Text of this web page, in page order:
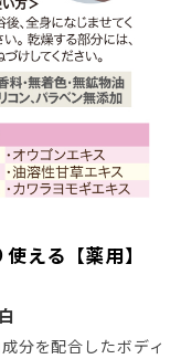
える【薬用】
分を配合したボディ